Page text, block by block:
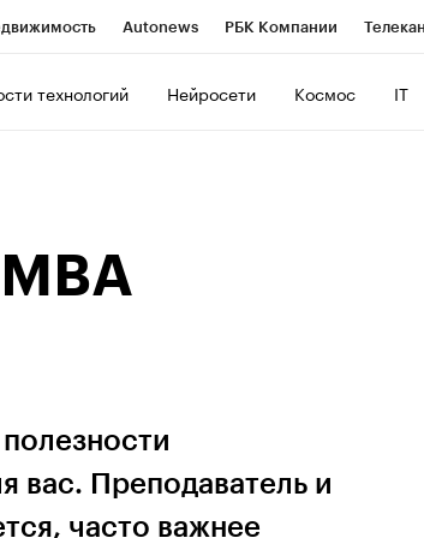
Autonews РБК Компании
технологий Нейросети Космос IT
МВА
вас. Преподаватель и
часто важнее